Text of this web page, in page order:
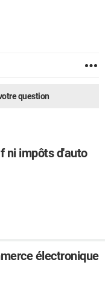
question
ni impôts d'auto
électronique